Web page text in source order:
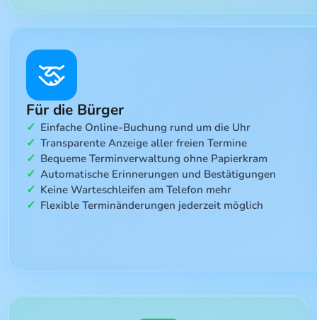
Für die Bürger
Einfache Online-Buchung rund um die Uhr
Transparente Anzeige aller freien Termine
Bequeme Terminverwaltung ohne Papierkram
Automatische Erinnerungen und Bestätigungen
Keine Warteschleifen am Telefon mehr
Flexible Terminänderungen jederzeit möglich